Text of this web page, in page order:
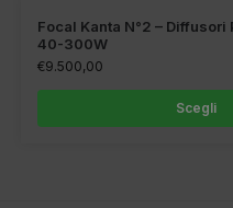
Focal Kanta N°2 –
40-300W
€9.500,00
Scegli